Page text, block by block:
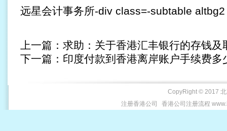
远星会计事务所-div class=-subtable
上一篇： 求助：关于香港汇丰银行的存钱及
下一篇： 印度付款到香港离岸账户手续费多
CopyRight © 2017
注册香港公司
香港公司注册流程